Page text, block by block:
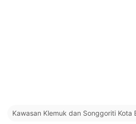
Kawasan Klemuk dan Songgoriti Kota